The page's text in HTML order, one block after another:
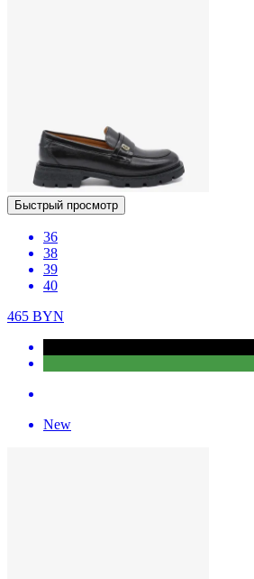
Быстрый просмотр
36
38
39
40
465 BYN
New